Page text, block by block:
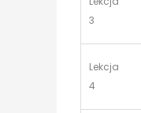
3
Lekcja
4